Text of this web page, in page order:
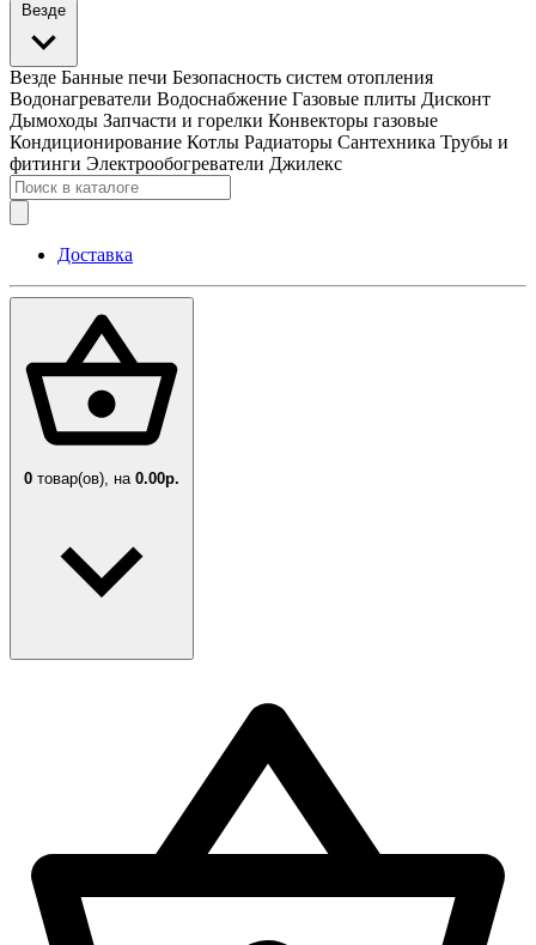
Везде
Везде Банные печи Безопасность систем отопления
Водонагреватели Водоснабжение Газовые плиты Дисконт
Дымоходы Запчасти и горелки Конвекторы газовые
Кондиционирование Котлы Радиаторы Сантехника Трубы и
фитинги Электрообогреватели Джилекс
Доставка
0 товар(ов), на 0.00р.